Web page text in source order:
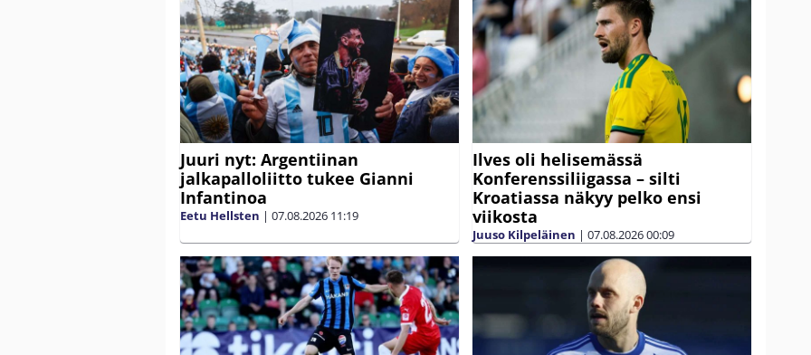
Juuri nyt: Argentiinan
jalkapalloliitto tukee Gianni
Infantinoa
Eetu Hellsten | 07.08.2026 11:19
Ilves oli helisemässä
Konferenssiliigassa – silti
Kroatiassa näkyy pelko ensi
viikosta
Juuso Kilpeläinen | 07.08.202600:09